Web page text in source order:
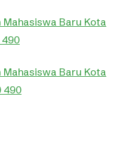
Baru Kota
490
Baru Kota
490